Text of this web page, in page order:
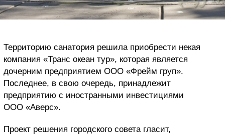
Территорию санатория решила приобрести некая
компания «Транс океан тур», которая является
дочерним предприятием ООО «Фрейм груп».
Последнее, в свою очередь, принадлежит
предприятию с иностранными инвестициями
ООО «Аверс».
Проект решения городского совета гласит,